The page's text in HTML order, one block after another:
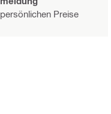
Preise